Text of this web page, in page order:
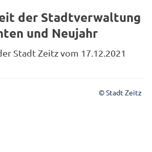
der Stadtverwaltung
und Neujahr
Stadt Zeitz vom 17.12.2021
© Stadt Zeitz